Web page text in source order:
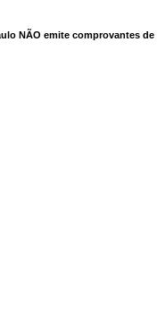
NÃO emite comprovantes